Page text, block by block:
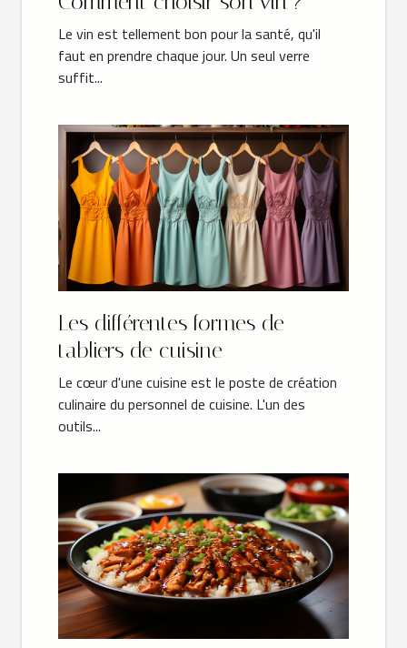
Le vin est tellement bon pour la santé, qu'il
faut en prendre chaque jour. Un seul verre
suffit...
Les différentes formes de
tabliers de cuisine
Le cœur d'une cuisine est le poste de création
culinaire du personnel de cuisine. L'un des
outils...